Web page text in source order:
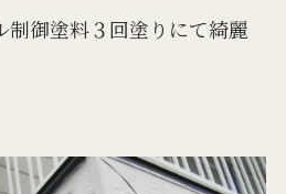
制御塗料３回塗りにて綺麗